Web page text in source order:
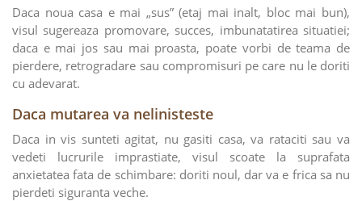
Daca noua casa e mai „sus” (etaj mai inalt, bloc mai bun),
visul sugereaza promovare, succes, imbunatatirea situatiei;
daca e mai jos sau mai proasta, poate vorbi de teama de
pierdere, retrogradare sau compromisuri pe care nu le doriti
cu adevarat.
Daca mutarea va nelinisteste
Daca in vis sunteti agitat, nu gasiti casa, va rataciti sau va
vedeti lucrurile imprastiate, visul scoate la suprafata
anxietatea fata de schimbare: doriti noul, dar va e frica sa nu
pierdeti siguranta veche.